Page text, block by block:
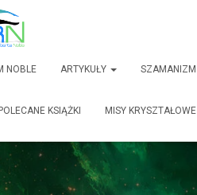
NOBLE ARTYKUŁY SZAMANIZM
POLECANE KSIĄŻKI MISY KRYSZTAŁOWE